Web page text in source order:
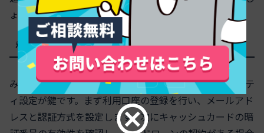
ょう。
利用口座の登録や初回設定でつまずかないためのコツ
みずほダイレクトの初回設定では、利用登録とセキュリテ
ィ設定が鍵です。まず利用口座の登録を行い、メールアド
レスと認証方式を設定します。次にキャッシュカードの暗